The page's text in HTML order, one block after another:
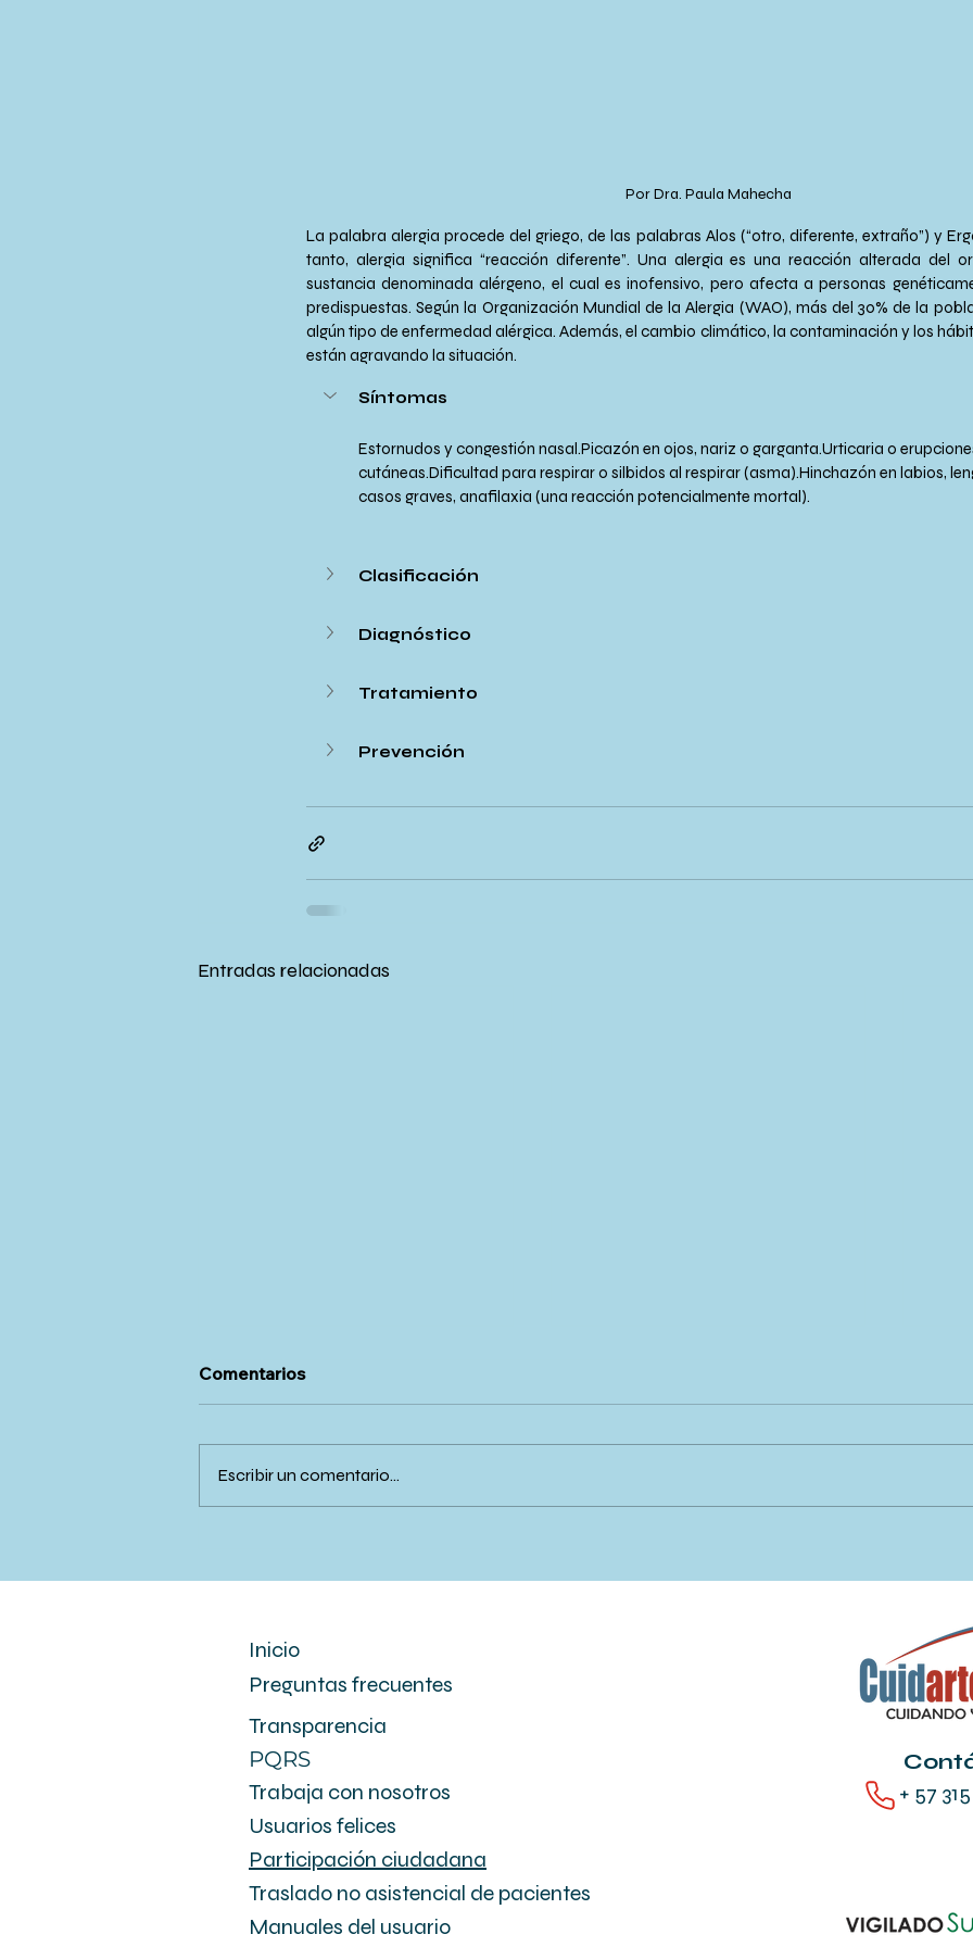
Por Dra. Paula Mahecha
La palabra alergia procede del griego, de las palabras Alos (“otro, diferente, extraño”) y
tanto, alergia significa “reacción diferente”. Una alergia es una reacción alterada del
sustancia denominada alérgeno, el cual es inofensivo, pero afecta a personas
predispuestas. Según la Organización Mundial de la Alergia (WAO), más del 30% de la
algún tipo de enfermedad alérgica. Además, el cambio climático, la contaminación y los
están agravando la situación.
Síntomas
Estornudos y congestión nasal.Picazón en ojos, nariz o garganta.Urticaria o
cutáneas.Dificultad para respirar o silbidos al respirar (asma).Hinchazón en labios,
casos graves, anafilaxia (una reacción potencialmente mortal).
Clasificación
Diagnóstico
Tratamiento
Prevención
Entradas relacionadas
salud
Comentarios
Escribir un comentario...
Inicio
Preguntas frecuentes
Transparencia
PQRS
Trabaja con nosotros
Usuarios felices
Participación ciudadana
Traslado no asistencial de pacientes
Manuales del usuario
+ 57